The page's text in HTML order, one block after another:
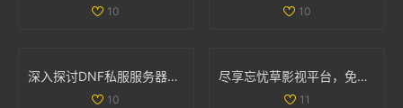
10 10
深入探讨DNF私服服务器的安全隐患及技术挑战
10
尽享忘忧草影视平台，免费畅看精彩动漫视频
11